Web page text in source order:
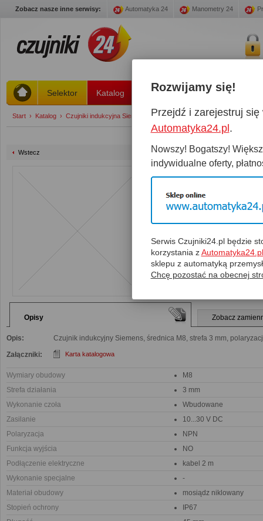
Zobacz nasze inne serwisy: Automatyka 24 Manometry 24
Selektor Katalog Stany magazynowe
Start › Katalog › Czujniki indukcyjna Siemens strefa 2 ... 4 mm ›3RG4611-0GB01
Wstecz
3RG4611-0GB01
Czujnik:
3RG4611-0GB01
Magazyn:
0 Szt.
Opisy Zobacz
Opis:
Czujnik indukcyjny Siemens, średnica M8, strefa 3 mm,
Załączniki:
Karta katalogowa
Wymiary obudowy
M8
Strefa działania
3 mm
Wykonanie czoła
Wbudowane
Zasilanie
10...30 V DC
Polaryzacja
NPN
Funkcja wyjścia
NO
Podłączenie elektryczne
kabel 2 m
Wykonanie specjalne
-
Materiał obudowy
mosiądz niklowany
Stopień ochrony
IP67
Rozwijamy się!
Przejdź i zarejestruj się
Automatyka24.pl .
Nowszy! Bogatszy!
indywidualne oferty,
Serwis Czujniki24.pl będzie
korzystania zAutomatyka24.pl
sklepu z automatyką
Chcę pozostać na obecnej